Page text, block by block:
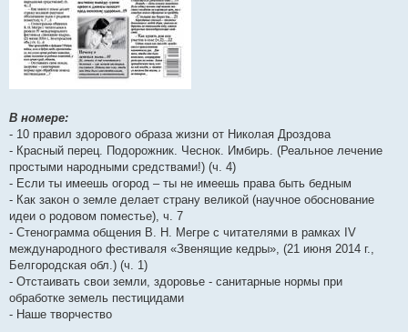
В номере:
- 10 правил здорового образа жизни от Николая Дроздова
- Красный перец. Подорожник. Чеснок. Имбирь. (Реальное лечение
простыми народными средствами!) (ч. 4)
- Если ты имеешь огород – ты не имеешь права быть бедным
- Как закон о земле делает страну великой (научное обоснование
идеи о родовом поместье), ч. 7
- Стенограмма общения В. Н. Мегре с читателями в рамках IV
международного фестиваля «Звенящие кедры», (21 июня 2014 г.,
Белгородская обл.) (ч. 1)
- Отстаивать свои земли, здоровье - санитарные нормы при
обработке земель пестицидами
- Наше творчество